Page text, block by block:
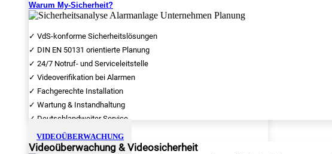
Warum My-Sicherheit?
✓ VdS-konforme Sicherheitslösungen
✓ DIN EN 50131 orientierte Planung
✓ 24/7 Notruf- und Serviceleitstelle
✓ Videoverifikation bei Alarmen
✓ Fachgerechte Installation
✓ Wartung & Instandhaltung
✓ Deutschlandweiter Service
VIDEOÜBERWACHUNG
Videoüberwachung & Videosicherheit